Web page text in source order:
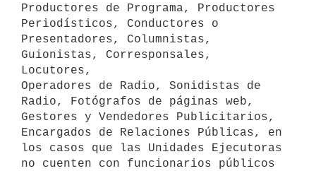
Productores de Programa, Productores
Periodísticos, Conductores o
Presentadores, Columnistas,
Guionistas, Corresponsales,
Locutores,
Operadores de Radio, Sonidistas de
Radio, Fotógrafos de páginas web,
Gestores y Vendedores Publicitarios,
Encargados de Relaciones Públicas, en
los casos que las Unidades Ejecutoras
no cuenten con funcionarios públicos